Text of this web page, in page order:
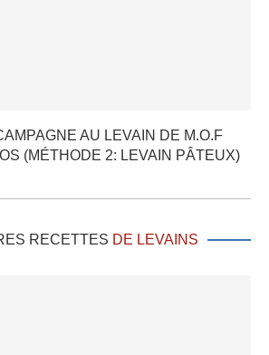
AU LEVAIN DE M.O.F
(MÉTHODE 2: LEVAIN PÂTEUX)
RECETTES DE LEVAINS